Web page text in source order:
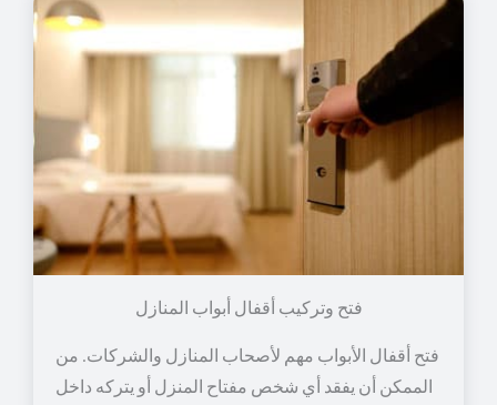
فتح وتركيب أقفال أبواب المنازل
فتح أقفال الأبواب مهم لأصحاب المنازل والشركات. من
الممكن أن يفقد أي شخص مفتاح المنزل أو يتركه داخل